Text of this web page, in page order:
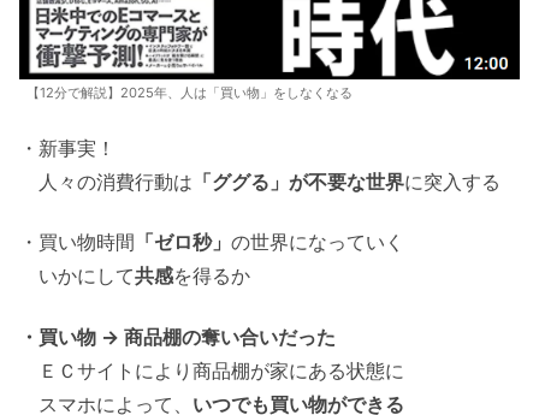
【12分で解説】2025年、人は「買い物」をしなくなる
・新事実！
人々の消費行動は 「ググる」が不要な世界に突入する
・買い物時間 「ゼロ秒」 の世界になっていく
いかにして共感を得るか
・買い物 → 商品棚の奪い合いだった
ＥＣサイトにより商品棚が家にある状態に
スマホによって、 いつでも買い物ができる